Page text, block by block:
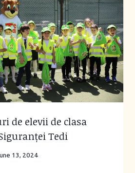
de elevii de clasa
Tedi
13, 2024